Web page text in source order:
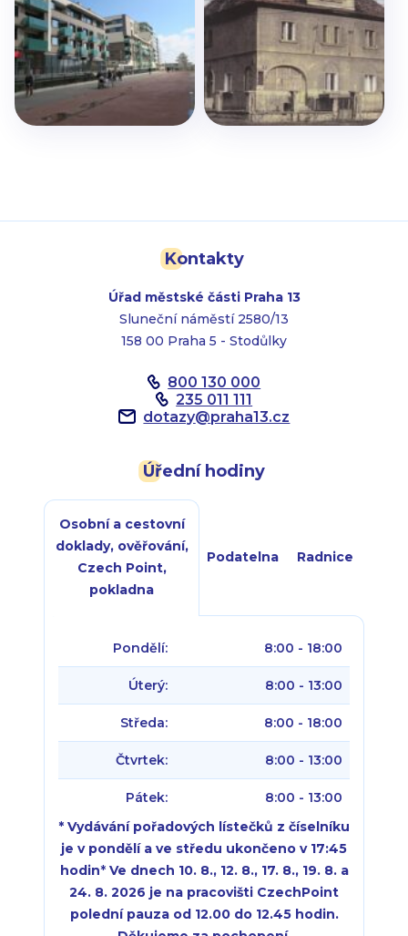
Kontakty
Úřad městské části Praha 13
Sluneční náměstí 2580/13
158 00 Praha 5 - Stodůlky
800 130 000
235 011 111
dotazy@praha13.cz
Úřední hodiny
Osobní a cestovní
doklady, ověřování,
Czech Point,
pokladna
Podatelna Radnice
Pondělí: 8:00 - 18:00
Úterý: 8:00 - 13:00
Středa: 8:00 - 18:00
Čtvrtek: 8:00 - 13:00
Pátek:
8:00 - 13:00
* Vydávání pořadových lístečků z číselníku
je v pondělí a ve středu ukončeno v 17:45
hodin* Ve dnech 10. 8., 12. 8., 17. 8., 19. 8. a
24. 8. 2026 je na pracovišti CzechPoint
polední pauza od 12.00 do 12.45 hodin.